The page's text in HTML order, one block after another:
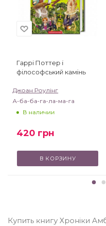
Гаррі Поттер і
філософський камінь
Джоан Роулінг
А-ба-ба-га-ла-ма-га
В наличии
420 грн
В КОРЗИНУ
Купить книгу Хроніки